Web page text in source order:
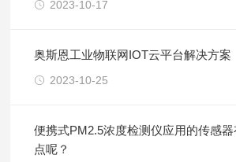
2023-10-17
奥斯恩工业物联网IOT云平台解决方案
2023-10-25
便携式PM2.5浓度检测仪应用的传感
点呢？